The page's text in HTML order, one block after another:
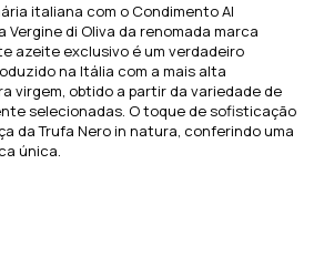
italiana com o Condimento Al
Vergine di Oliva da renomada marca
azeite exclusivo é um verdadeiro
na Itália com a mais alta
virgem, obtido a partir da variedade de
selecionadas. O toque de sofisticação
da Trufa Nero in natura, conferindo uma
única.